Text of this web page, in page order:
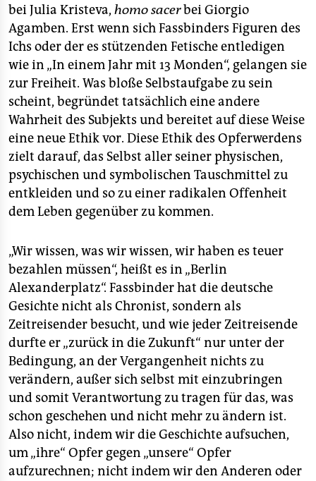
bei Julia Kristeva, homo sacerbei Giorgio
Agamben. Erst wenn sich Fassbinders Figuren des
Ichs oder der es stützenden Fetische entledigen
wie in „In einem Jahr mit 13 Monden“, gelangen sie
zur Freiheit. Was bloße Selbstaufgabe zu sein
scheint, begründet tatsächlich eine andere
Wahrheit des Subjekts und bereitet auf diese Weise
eine neue Ethik vor. Diese Ethik des Opferwerdens
zielt darauf, das Selbst aller seiner physischen,
psychischen und symbolischen Tauschmittel zu
entkleiden und so zu einer radikalen Offenheit
dem Leben gegenüber zu kommen.
„Wir wissen, was wir wissen, wir haben es teuer
bezahlen müssen“, heißt es in „Berlin
Alexanderplatz“. Fassbinder hat die deutsche
Gesichte nicht als Chronist, sondern als
Zeitreisender besucht, und wie jeder Zeitreisende
durfte er „zurück in die Zukunft“ nur unter der
Bedingung, an der Vergangenheit nichts zu
verändern, außer sich selbst mit einzubringen
und somit Verantwortung zu tragen für das, was
schon geschehen und nicht mehr zu ändern ist.
Also nicht, indem wir die Geschichte aufsuchen,
um „ihre“ Opfer gegen „unsere“ Opfer
aufzurechnen; nicht indem wir den Anderen oder